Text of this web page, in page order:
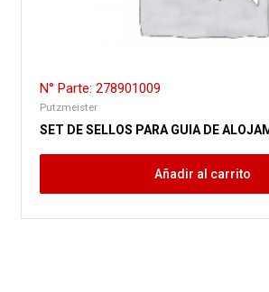
N° Parte: 278901009
Putzmeister
SET DE SELLOS PARA GUIA DE
Añadir al carrito